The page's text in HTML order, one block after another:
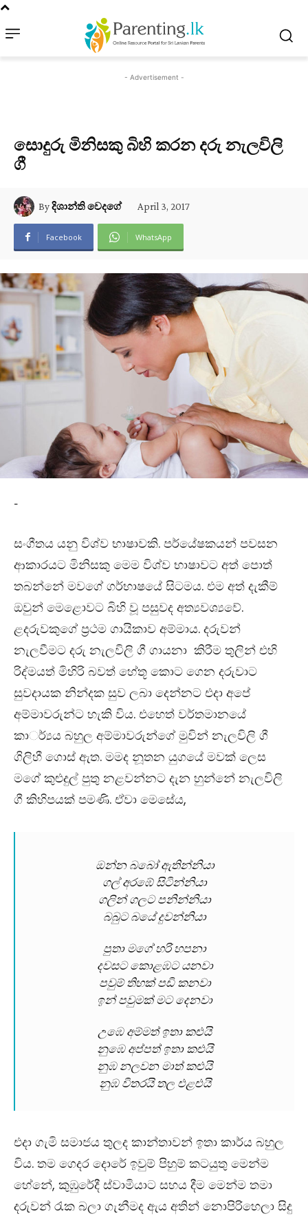
- Advertisement -
සොදුරු මිනිසකු බිහි කරන දරු නැලවිලි
ගී
Byදිශාන්ති වෙදගේ April 3, 2017
Facebook WhatsApp
-
සංගීතය යනු විශ්ව භාෂාවකි. පර්යේෂකයන් පවසන
ආකාරයට මිනිසකු මෙම විශ්ව භාෂාවට අත් පොත්
තබන්නේ මවගේ ගර්භාෂයේ සිටමය. එම අත් දැකීම්
ඔවුන් මෙළොවට බිහි වූ පසුවද අත්‍යවශ්‍යවේ.
ළදරුවකුගේ ප්‍රථම ගායිකාව අම්මාය. දරුවන්
නැලවීමට දරු නැලවිලි ගී ගායනා කිරීම තුලින් එහි
රිද්මයත් මිහිරි බවත් හේතූ කොට ගෙන දරුවාට
සුවදායක නින්දක සුව ලබා දෙන්නට එදා අපේ
අම්මාවරුන්ට හැකි විය. එහෙත් වර්තමානයේ
කාර්්‍යය බහුල අම්මාවරුන්ගේ මුවින් නැලවිලි ගී
ගිලිහී ගොස් ඇත. මමද නූතන යුගයේ මවක් ලෙස
මගේ කුළුදුල් පුතු නළවන්නට දැන හුන්නේ නැලවිලි
ගී කිහිපයක් පමණි. ඒවා මෙසේය,
ඔන්න බබෝ ඇතින්නියා
ගල් අරඹේ සිටින්නියා
ගලින් ගලට පනින්නියා
බබුට බයේ දුවන්නියා
පුතා මගේ හරි හපනා
දවසට කොළඹට යනවා
පවුම් තිහක් පඩි කනවා
ඉන් පවුමක් මට දෙනවා
උඹෙ අම්මත් ඉතා කළුයි
නුඹෙ අප්පත් ඉතා කළුයි
නුඹ නලවන මාත් කළුයි
නුඹ විතරයි තල එළළුයි
එදා ගැමි සමාජය තුලද කාන්තාවන් ඉතා කාර්ය බහුල
විය. තම ගෙදර දොරේ ඉවුම් පිහුම් කටයුතු මෙන්ම
හේනේ, කුඹුරේදී ස්වාමියාට සහය දීම මෙන්ම තමා
දරුවන් රැක බලා ගැනීමද ඇය අතින් නොපිරිහෙලා සිදු